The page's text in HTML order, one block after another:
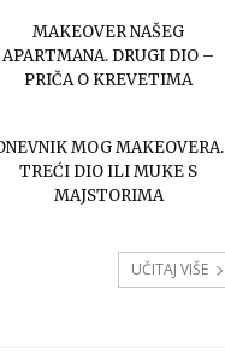
MAKEOVER NAŠEG
APARTMANA. DRUGI DIO –
PRIČA O KREVETIMA
MOG MAKEOVERA.
TREĆI DIO ILI MUKE S
MAJSTORIMA
UČITAJ VIŠE